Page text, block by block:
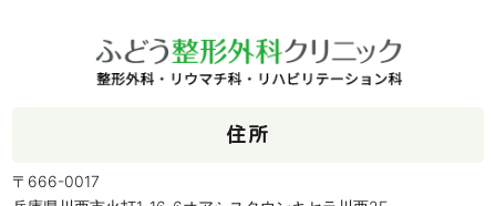
住所
〒666-0017